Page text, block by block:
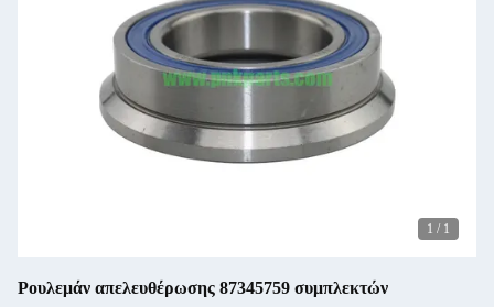
1 / 1
Ρουλεμάν απελευθέρωσης 87345759 συμπλεκτών